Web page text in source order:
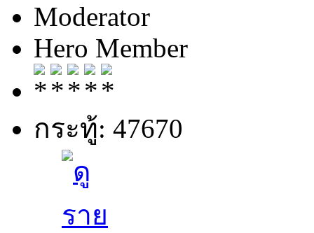
Moderator
Hero Member
กระทู้: 47670